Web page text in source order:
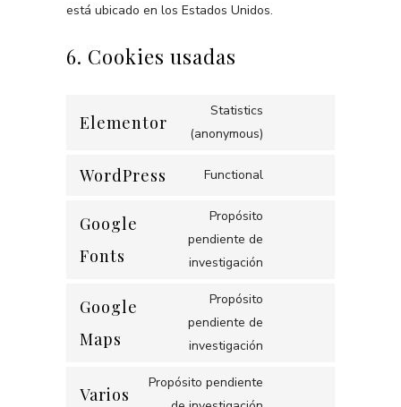
está ubicado en los Estados Unidos.
6. Cookies usadas
Elementor
Statistics
(anonymous)
WordPress Functional
Google
Fonts
Propósito
pendiente de
investigación
Google
Maps
Propósito
pendiente de
investigación
Varios
Propósito pendiente